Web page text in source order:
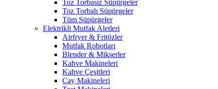
Toz Torbasız Süpürgeler
Toz Torbalı Süpürgeler
Tüm Süpürgeler
Elektrikli Mutfak Aletleri
Airfryer & Fritözler
Mutfak Robotları
Blender & Mikserler
Kahve Makineleri
Kahve Çeşitleri
Çay Makineleri